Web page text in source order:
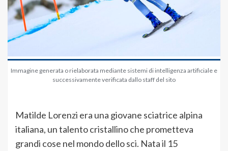
Immagine generata o rielaborata mediante sistemi di intelligenza artificiale e
successivamente verificata dallo staff del sito
Matilde Lorenzi era una giovane sciatrice alpina
italiana, un talento cristallino che prometteva
grandi cose nel mondo dello sci. Nata il 15